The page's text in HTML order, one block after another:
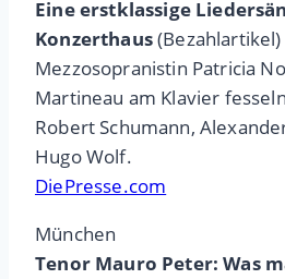
Eine erstklassige
Konzerthaus(Bezahlartikel)
Mezzosopranistin Patricia
Martineau am Klavier
Robert Schumann,
Hugo Wolf.
DiePresse.com
München
Tenor Mauro Peter: Was